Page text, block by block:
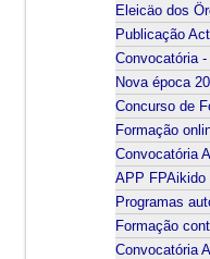
Eleicäo dos
Publicação
Convocatória
Nova época
Concurso de
Formação
Convocatória
APP FPAikido
Programas
Formação
Convocatória